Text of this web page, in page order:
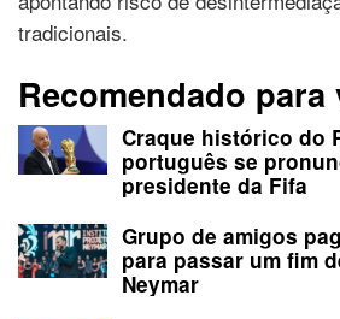
tradicionais.
Recomendado para
Craque histórico do
português se
presidente da Fifa
Grupo de amigos
para passar um fim
Neymar